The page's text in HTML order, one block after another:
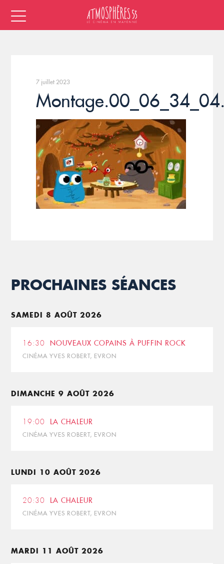
7 juillet 2023
PROCHAINES SÉANCES
SAMEDI 8 AOÛT 2026
16:30 NOUVEAUX COPAINS À PUFFIN ROCK
CINÉMA YVES ROBERT, EVRON
DIMANCHE 9 AOÛT 2026
19:00 LA CHALEUR
CINÉMA YVES ROBERT, EVRON
LUNDI 10 AOÛT 2026
20:30 LA CHALEUR
CINÉMA YVES ROBERT, EVRON
MARDI 11 AOÛT 2026